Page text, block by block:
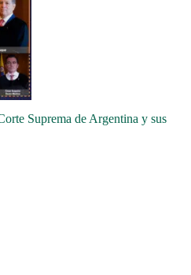
Suprema de Argentina y sus